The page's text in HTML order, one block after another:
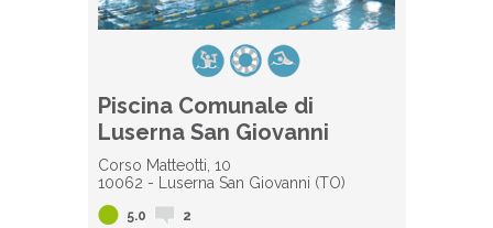
Piscina Comunale di
Luserna San Giovanni
Corso Matteotti, 10
10062 - Luserna San Giovanni (TO)
5.0 2